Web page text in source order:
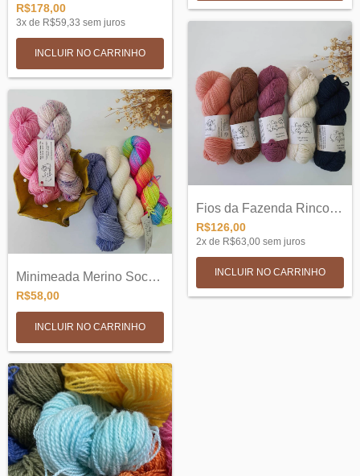
R$178,00
3x de R$59,33 sem juros
INCLUIR NO CARRINHO
Minimeada Merino Sock SW 3 ply - 50g
R$58,00
INCLUIR NO CARRINHO
Fios da Fazenda Rincon 19
R$126,00
2x de R$63,00 sem juros
INCLUIR NO CARRINHO